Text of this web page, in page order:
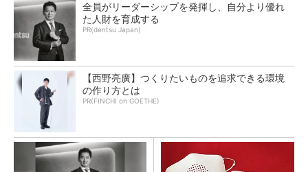
全員がリーダーシップを発揮し、自分より優れ
た人財を育成する
PR(dentsu Japan)
【西野亮廣】つくりたいものを追求できる環境
の作り方とは
PR(FINCHI on GOETHE)